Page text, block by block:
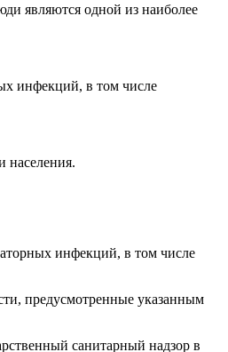
являются одной из наиболее
инфекций, в том числе
населения.
инфекций, в том числе
предусмотренные указанным
санитарный надзор в